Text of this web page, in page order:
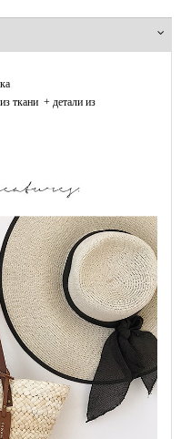
ткани + детали из